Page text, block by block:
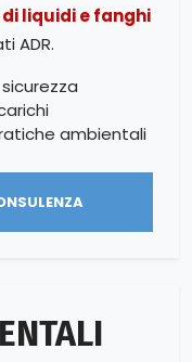
liquidi e fanghi
ADR.
ambientali